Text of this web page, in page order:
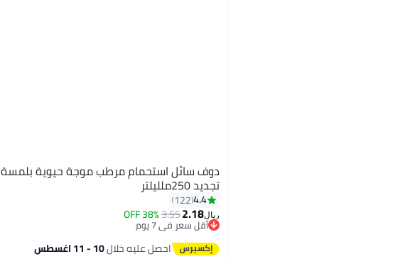
دوف سائل استحمام مرطب موجة حيوية بلمسة
تجديد 250ملليلتر
4.4
122
ريال2.18
3.55
38% OFF
أقل سعر في 7 يوم
تم بيع +70 مؤخرًا
أقل سعر في 7 يوماحصل عليه خلال10 - 11 اغسطس